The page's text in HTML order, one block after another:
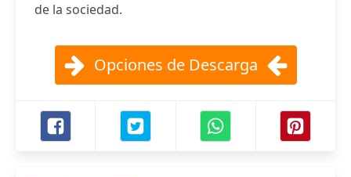
de la sociedad.
Opciones de Descarga